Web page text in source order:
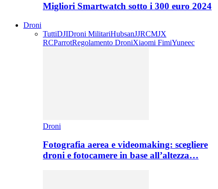
Migliori Smartwatch sotto i 300 euro 2024
Droni
TuttiDJIDroni MilitariHubsanJJRCMJX
RCParrotRegolamento DroniXiaomi FimiYuneec
Droni
Fotografia aerea e videomaking: scegliere
droni e fotocamere in base all’altezza…